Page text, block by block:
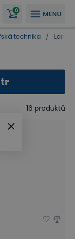
MENU
0
technika /
16 produktů